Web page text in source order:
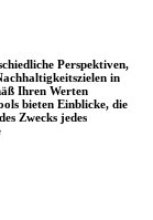
Perspektiven,
in
Ihren Werten
bieten Einblicke, die
Zwecks jedes